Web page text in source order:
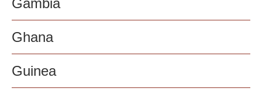
Gambia
Ghana
Guinea